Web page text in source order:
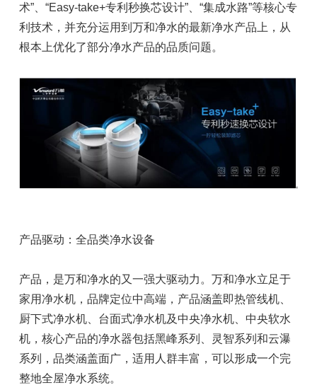
术”、“Easy-take+专利秒换芯设计”、“集成水路”等核心专
利技术，并充分运用到万和净水的最新净水产品上，从
根本上优化了部分净水产品的品质问题。
产品驱动：全品类净水设备
产品，是万和净水的又一强大驱动力。万和净水立足于
家用净水机，品牌定位中高端，产品涵盖即热管线机、
厨下式净水机、台面式净水机及中央净水机、中央软水
机，核心产品的净水器包括黑峰系列、灵智系列和云瀑
系列，品类涵盖面广，适用人群丰富，可以形成一个完
整地全屋净水系统。